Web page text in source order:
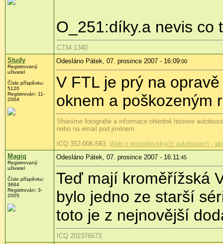
O_251:díky.a nevis co
C734.1340
Study
Registrovaný
uživatel
Číslo příspěvku:
5120
Registrován: 11-
2004
Odesláno Pátek, 07. prosince 2007 - 16:09:00
V FTL je prý na
oknem a poškozeným
Sháníme fotografie a informace ohledně historie
nebo na email pod jménem.
ICQ 352-006-583, Web o prostějovských autobusech -
Magiq
Registrovaný
uživatel
Číslo příspěvku:
3664
Registrován: 3-
2005
Odesláno Pátek, 07. prosince 2007 - 16:11:45
Teď mají kroměřížská
bylo jedno ze starší
toto je z nejnovější
ICQ 202376673